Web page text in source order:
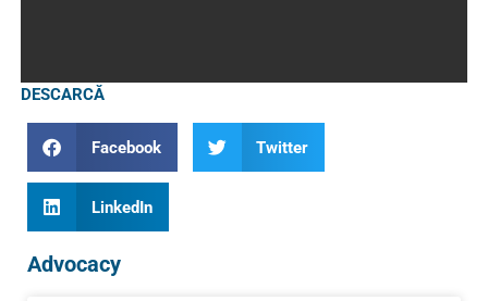
DESCARCĂ
Facebook Twitter
LinkedIn
Advocacy